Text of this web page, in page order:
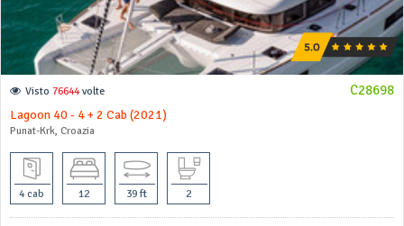
C28698
Visto 76644volte
Lagoon 40 - 4 + 2 Cab (2021)
Punat-Krk, Croazia
4 cab 12 39 ft 2